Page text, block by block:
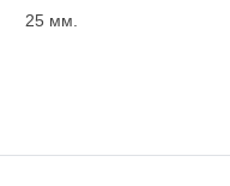
25 мм.